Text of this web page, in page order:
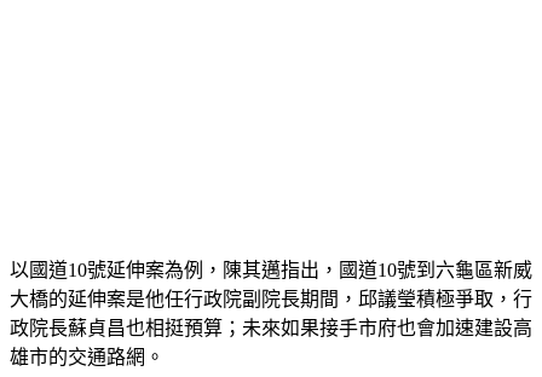
以國道10號延伸案為例，陳其邁指出，國道10號到六龜區新威
大橋的延伸案是他任行政院副院長期間，邱議瑩積極爭取，行
政院長蘇貞昌也相挺預算；未來如果接手市府也會加速建設高
雄市的交通路網。